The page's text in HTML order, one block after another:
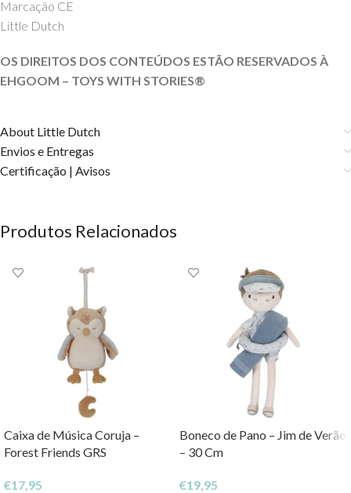
Marcação CE
Little Dutch
OS DIREITOS DOS CONTEÚDOS ESTÃO RESERVADOS À
EHGOOM – TOYS WITH STORIES®
About Little Dutch
Envios e Entregas
Certificação | Avisos
Produtos Relacionados
Caixa de Música Coruja –
Forest Friends GRS
€17,95
Boneco de Pano – Jim de Verão
– 30 Cm
€19,95